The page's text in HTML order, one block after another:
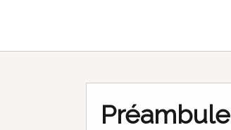
Préambule